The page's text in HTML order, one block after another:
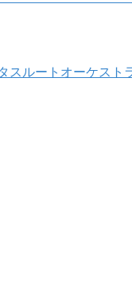
スルートオーケスト